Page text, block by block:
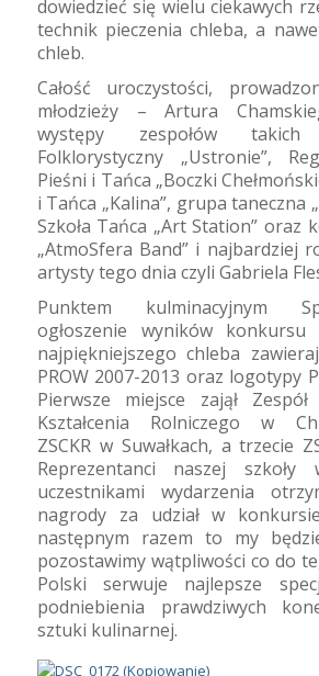
dowiedzieć się wielu ciekawych
technik pieczenia chleba, a
chleb.
Całość uroczystości,
młodzieży – Artura
występy zespołów
Folklorystyczny „Ustronie”,
Pieśni i Tańca „Boczki
i Tańca „Kalina”, grupa taneczna
Szkoła Tańca „Art Station” oraz
„AtmoSfera Band” i najbardziej
artysty tego dnia czyli Gabriela
Punktem kulminacyjnym
ogłoszenie wyników konkursu
najpiękniejszego chleba
PROW 2007-2013 oraz logotypy
Pierwsze miejsce zajął
Kształcenia Rolniczego w
ZSCKR w Suwałkach, a trzecie
Reprezentanci naszej
uczestnikami wydarzenia
nagrody za udział w
następnym razem to my
pozostawimy wątpliwości co do
Polski serwuje najlepsze
podniebienia prawdziwych
sztuki kulinarnej.